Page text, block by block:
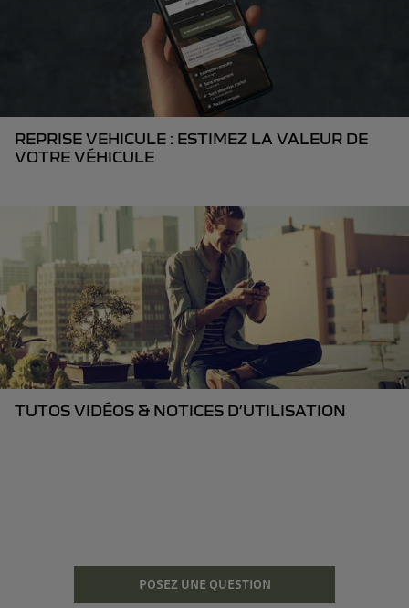
REPRISE VEHICULE : ESTIMEZ LA VALEUR DE
VOTRE VÉHICULE
TUTOS VIDÉOS & NOTICES D’UTILISATION
POSEZ UNE QUESTION